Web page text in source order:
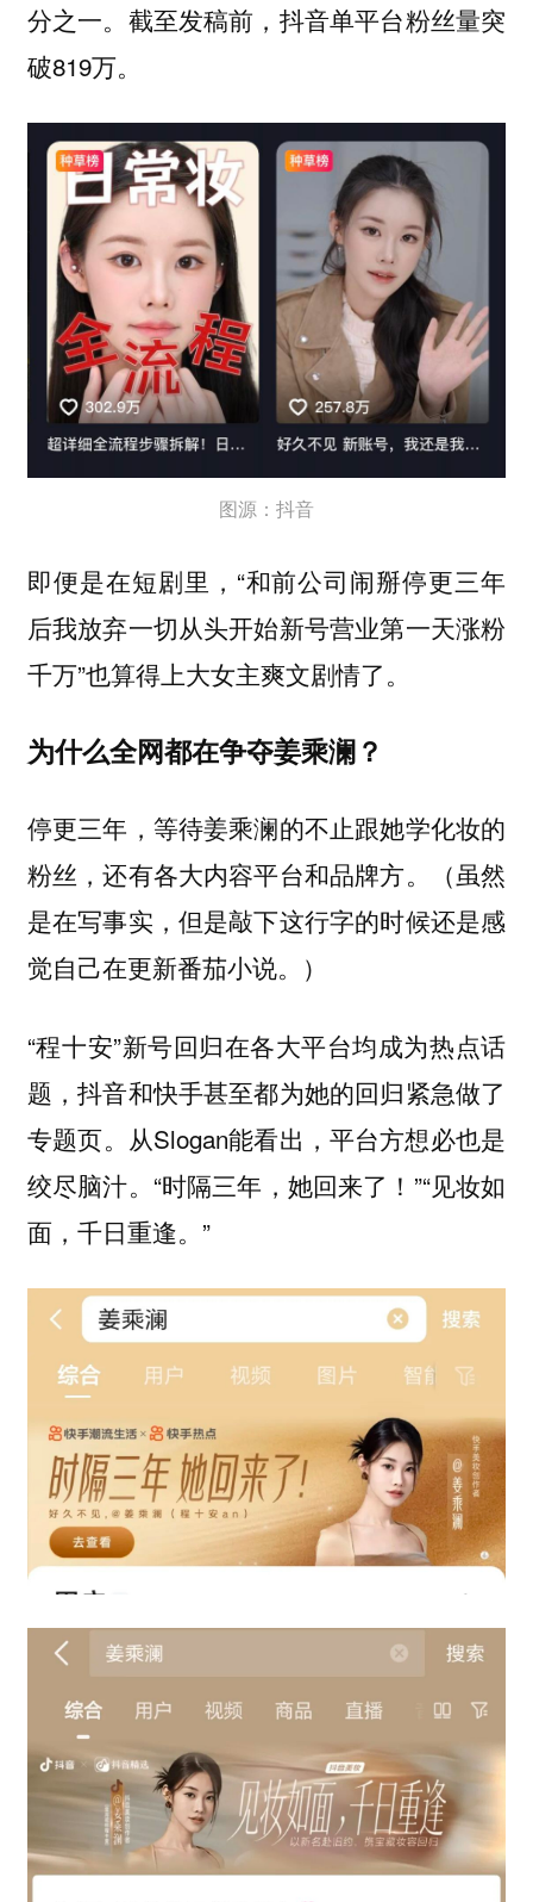
分之一。截至发稿前，抖音单平台粉丝量突
破819万。
图源：抖音
即便是在短剧里，“和前公司闹掰停更三年
后我放弃一切从头开始新号营业第一天涨粉
千万”也算得上大女主爽文剧情了。
为什么全网都在争夺姜乘澜？
停更三年，等待姜乘澜的不止跟她学化妆的
粉丝，还有各大内容平台和品牌方。（虽然
是在写事实，但是敲下这行字的时候还是感
觉自己在更新番茄小说。）
“程十安”新号回归在各大平台均成为热点话
题，抖音和快手甚至都为她的回归紧急做了
专题页。从Slogan能看出，平台方想必也是
绞尽脑汁。“时隔三年，她回来了！”“见妆如
面，千日重逢。”